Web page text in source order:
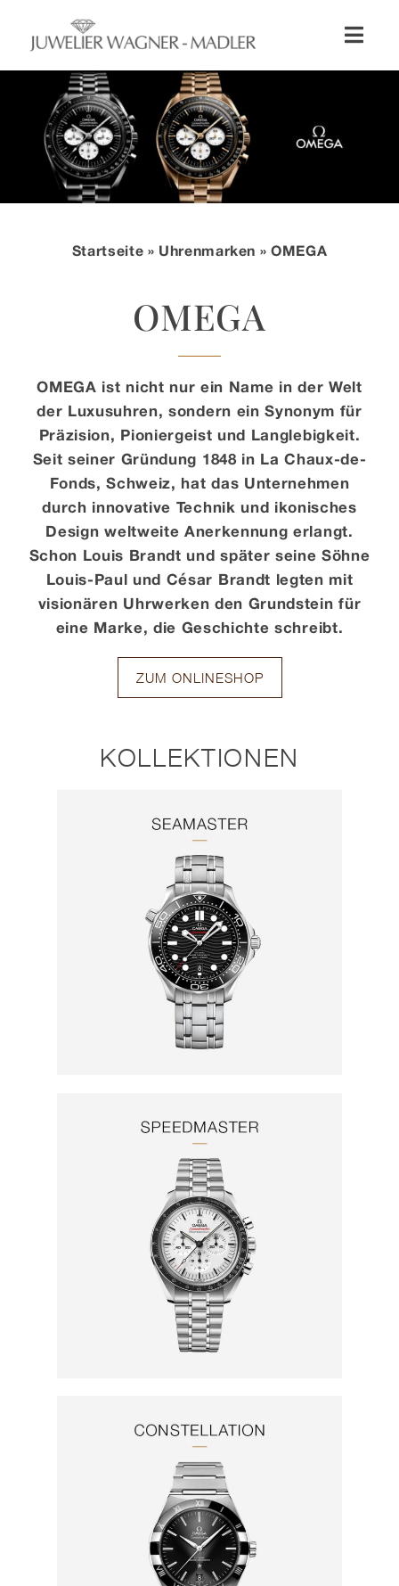
springen
Uhren
Schmuck
Wellendorff
Service & Leistungen
Kontakt
Startseite » Uhrenmarken » OMEGA
OMEGA
OMEGA ist nicht nur ein Name in der Welt
der Luxusuhren, sondern ein Synonym für
Präzision, Pioniergeist und Langlebigkeit.
Seit seiner Gründung 1848 in La Chaux-de-
Fonds, Schweiz, hat das Unternehmen
durch innovative Technik und ikonisches
Design weltweite Anerkennung erlangt.
Schon Louis Brandt und später seine Söhne
Louis-Paul und César Brandt legten mit
visionären Uhrwerken den Grundstein für
eine Marke, die Geschichte schreibt.
ZUM ONLINESHOP
KOLLEKTIONEN